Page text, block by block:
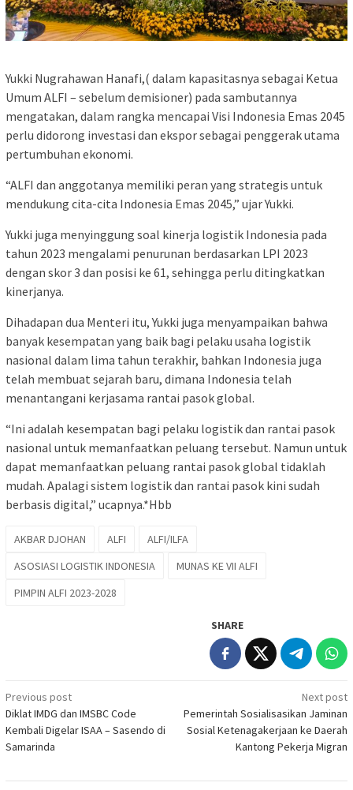
Yukki Nugrahawan Hanafi,( dalam kapasitasnya sebagai Ketua
Umum ALFI – sebelum demisioner) pada sambutannya
mengatakan, dalam rangka mencapai Visi Indonesia Emas 2045
perlu didorong investasi dan ekspor sebagai penggerak utama
pertumbuhan ekonomi.
“ALFI dan anggotanya memiliki peran yang strategis untuk
mendukung cita-cita Indonesia Emas 2045,” ujar Yukki.
Yukki juga menyinggung soal kinerja logistik Indonesia pada
tahun 2023 mengalami penurunan berdasarkan LPI 2023
dengan skor 3 dan posisi ke 61, sehingga perlu ditingkatkan
kinerjanya.
Dihadapan dua Menteri itu, Yukki juga menyampaikan bahwa
banyak kesempatan yang baik bagi pelaku usaha logistik
nasional dalam lima tahun terakhir, bahkan Indonesia juga
telah membuat sejarah baru, dimana Indonesia telah
menantangani kerjasama rantai pasok global.
“Ini adalah kesempatan bagi pelaku logistik dan rantai pasok
nasional untuk memanfaatkan peluang tersebut. Namun untuk
dapat memanfaatkan peluang rantai pasok global tidaklah
mudah. Apalagi sistem logistik dan rantai pasok kini sudah
berbasis digital,” ucapnya.*Hbb
AKBAR DJOHAN ALFI
ALFI/ILFA
ASOSIASI LOGISTIK INDONESIA
MUNAS KE VII ALFI
PIMPIN ALFI 2023-2028
SHARE
Post
navigation
Previous post
Diklat IMDG dan IMSBC Code
Kembali Digelar ISAA – Sasendo di
Samarinda
Next post
Pemerintah Sosialisasikan Jaminan
Sosial Ketenagakerjaan ke Daerah
Kantong Pekerja Migran